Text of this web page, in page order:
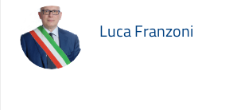
Luca Franzoni